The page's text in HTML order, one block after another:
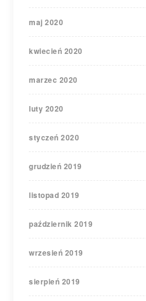
maj 2020
kwiecień 2020
marzec 2020
luty 2020
styczeń 2020
grudzień 2019
listopad 2019
październik 2019
wrzesień 2019
sierpień 2019